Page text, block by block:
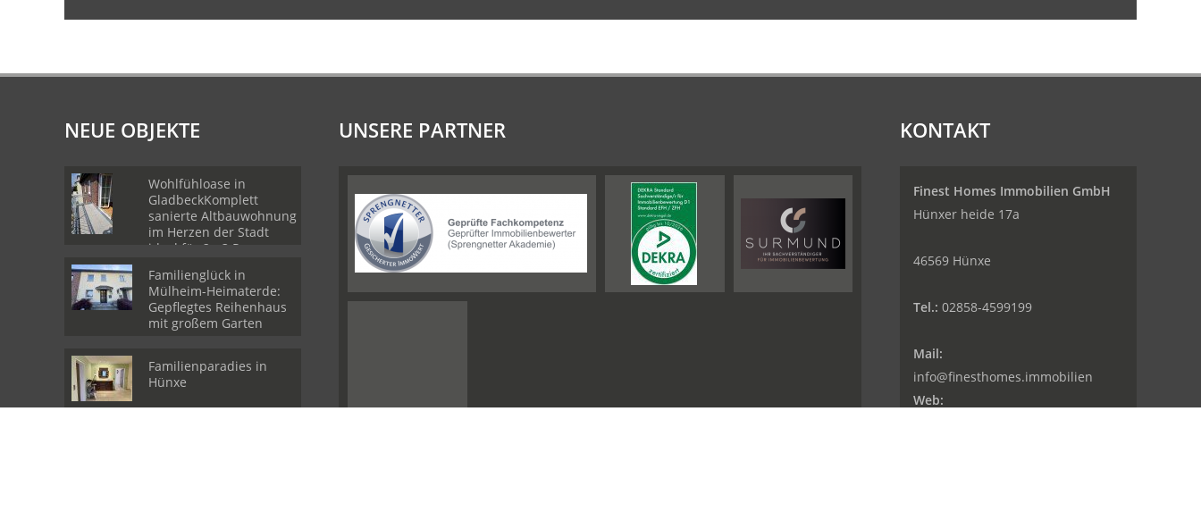
NEUE OBJEKTE
Wohlfühloase in
GladbeckKomplett
sanierte Altbauwohnung
im Herzen der Stadt
ideal für 2 - 3 Personen
Familienglück in
Mülheim-Heimaterde:
Gepflegtes Reihenhaus
mit großem Garten
Familienparadies in
Hünxe
UNSERE PARTNER KONTAKT
Finest Homes Immobilien GmbH
Hünxer heide 17a
46569 Hünxe
Tel.: 02858-4599199
Mail:
info@finesthomes.immobilien
Web: